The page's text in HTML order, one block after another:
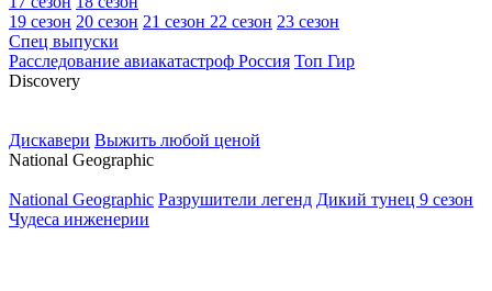
19 сезон 20 сезон 21 сезон 22 сезон 23 сезон
Спец выпуски
Расследование авиакатастроф Россия Топ Гир
Discovery
Дискавери Выжить любой ценой
National Geographic
National Geographic Разрушители легенд Дикий тунец 9 сезон
Чудеса инженерии